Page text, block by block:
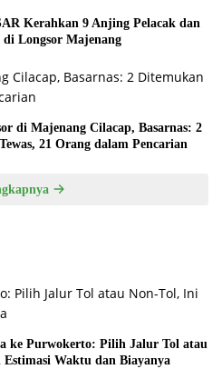
Kerahkan 9 Anjing Pelacak dan
Longsor Majenang
di Majenang Cilacap, Basarnas: 2
21 Orang dalam Pencarian
ke Purwokerto: Pilih Jalur Tol atau
Waktu dan Biayanya